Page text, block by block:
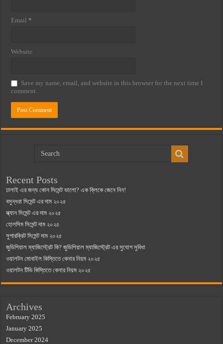
Email *
Website
Save my name, email, and website in this browser for the next time I
comment.
Recent Posts
ঢালাই এর জন্য কোন সিমেন্ট ভালো? এক ক্লিকে জেনে নিন!
বসুন্ধরা সিমেন্ট এর দাম ২০২৫
স্ক্যান সিমেন্ট এর দাম ২০২৫
হোলসিম সিমেন্ট দাম ২০২৫
সুপারক্রিট সিমেন্ট দাম ২০২৫
জুডিশিয়াল ম্যাজিস্ট্রেট কি? জুডিশিয়াল ম্যাজিস্ট্রেট এর সুযোগ সুবিধা
ওয়ালটন মোবাইল কিস্তিতে কেনার নিয়ম ২০২৫
ওয়ালটন টিভি কিস্তিতে কেনার নিয়ম ২০২৫
Archives
February 2025
January 2025
December 2024